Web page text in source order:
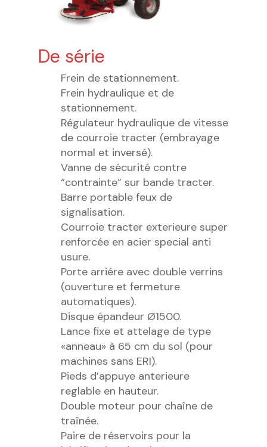
De série
Frein de stationnement.
Frein hydraulique et de
stationnement.
Régulateur hydraulique de vitesse
de courroie tracter (embrayage
normal et inversé).
Vanne de sécurité contre
“contrainte” sur bande tracter.
Barre portable feux de
signalisation.
Courroie tracter exterieure super
renforcée en acier special anti
usure.
Porte arriére avec double verrins
(ouverture et fermeture
automatiques).
Disque épandeur Ø1500.
Lance fixe et attelage de type
«anneau» à 65 cm du sol (pour
machines sans ERI).
Pieds d’appuye anterieure
reglable en hauteur.
Double moteur pour chaîne de
traînée.
Paire de réservoirs pour la